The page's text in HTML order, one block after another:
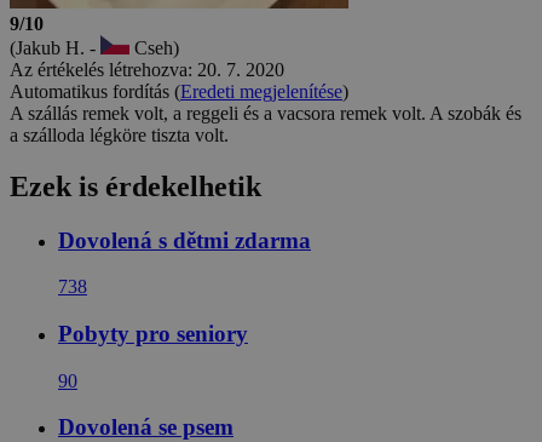
9/10
(Jakub H. -
Cseh)
Az értékelés létrehozva: 20. 7. 2020
Automatikus fordítás (Eredeti megjelenítése)
A szállás remek volt, a reggeli és a vacsora remek volt. A szobák és
a szálloda légköre tiszta volt.
Ezek is érdekelhetik
Dovolená s dětmi zdarma
738
Pobyty pro seniory
90
Dovolená se psem